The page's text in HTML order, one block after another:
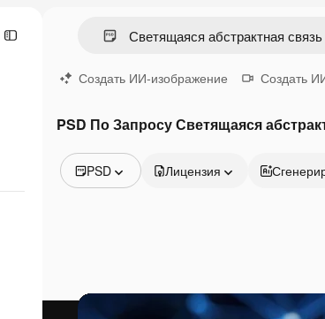
Создать ИИ-изображение Создать
PSD По Запросу Светящаяся
PSD
Видео
Видеоролик
Лицензия